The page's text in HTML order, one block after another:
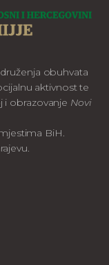
obuhvata
aktivnost te
i obrazovanje Novi
BiH.